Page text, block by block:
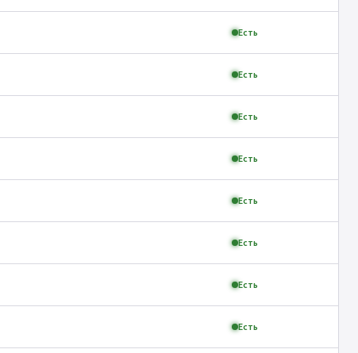
Есть
Есть
Есть
Есть
Есть
Есть
Есть
Есть